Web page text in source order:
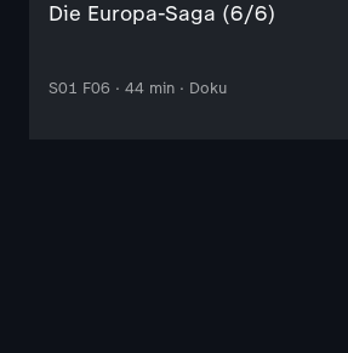
Die Europa-Saga (6/6)
S01 F06 · 44 min · Doku